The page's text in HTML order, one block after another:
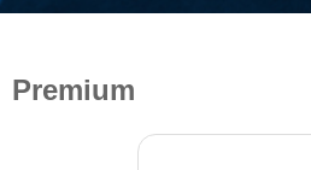
Premium